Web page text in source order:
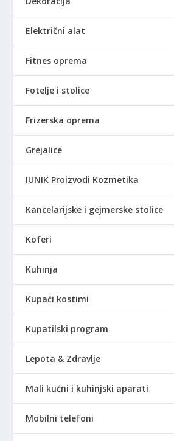
Električni alat
Fitnes oprema
Fotelje i stolice
Frizerska oprema
Grejalice
IUNIK Proizvodi Kozmetika
Kancelarijske i gejmerske stolice
Koferi
Kuhinja
Kupaći kostimi
Kupatilski program
Lepota & Zdravlje
Mali kućni i kuhinjski aparati
Mobilni telefoni